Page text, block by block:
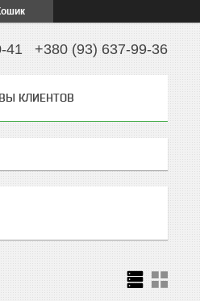
41 +380 (93) 637-99-36
КЛИЕНТОВ